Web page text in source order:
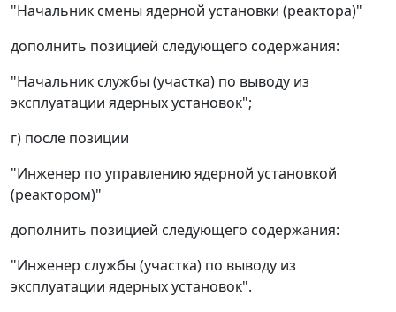
"Начальник смены ядерной установки (реактора)"
дополнить позицией следующего содержания:
"Начальник службы (участка) по выводу из
эксплуатации ядерных установок";
г) после позиции
"Инженер по управлению ядерной установкой
(реактором)"
дополнить позицией следующего содержания:
"Инженер службы (участка) по выводу из
эксплуатации ядерных установок".